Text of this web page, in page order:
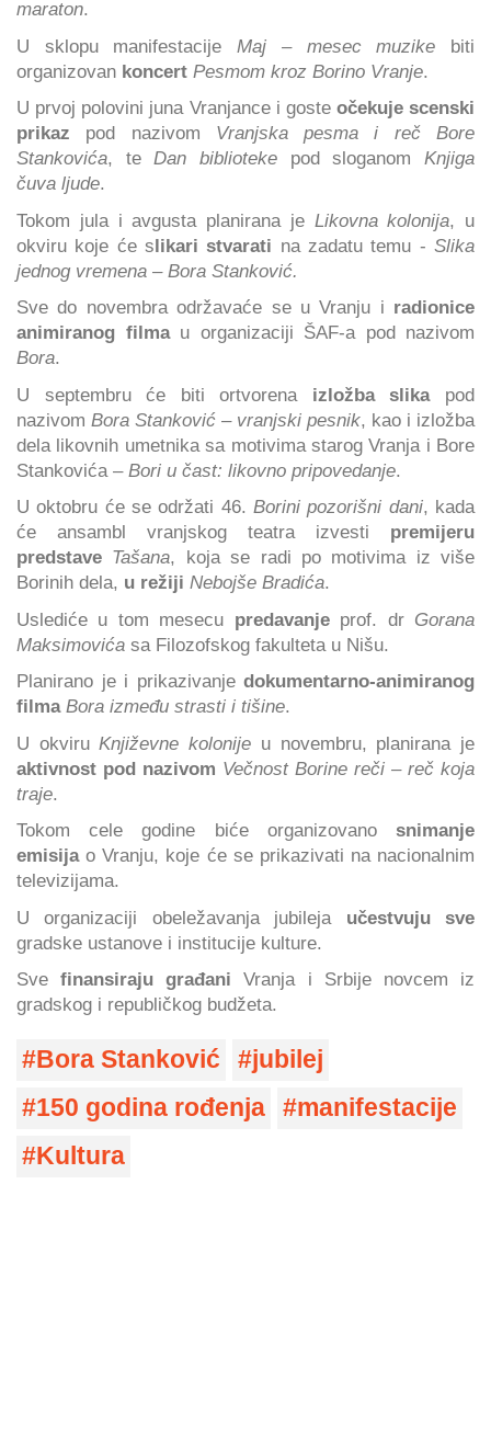
maraton.
U sklopu manifestacije Maj – mesec muzike biti
organizovan koncert Pesmom kroz Borino Vranje.
U prvoj polovini juna Vranjance i goste očekuje scenski
prikaz pod nazivom Vranjska pesma i reč Bore
Stankovića, teDan biblioteke pod sloganomKnjiga
čuva ljude.
Tokom jula i avgusta planirana je Likovna kolonija, u
okviru koje će slikari stvarati na zadatu temu - Slika
jednog vremena – Bora Stanković.
Sve do novembra održavaće se u Vranju i radionice
animiranog filma u organizaciji ŠAF-a
pod nazivom
Bora.
U septembru će biti ortvorena izložba slikapod
nazivom Bora Stanković – vranjski pesnik, kao i izložba
dela likovnih umetnika sa motivima starog Vranja i Bore
Stankovića – Bori u čast: likovno pripovedanje.
U oktobru će se održati 46. Borini pozorišni dani, kada
će ansambl vranjskog teatra izvesti premijeru
predstave Tašana, koja se radi po motivima iz više
Borinih dela, u režiji Nebojše Bradića.
Uslediće u tom mesecu predavanjeprof. drGorana
Maksimovića sa Filozofskog fakulteta u Nišu.
Planirano je i prikazivanje dokumentarno-animiranog
filma Bora između strasti i tišine.
U okviruKnjiževne kolonije u novembru, planirana je
aktivnost pod nazivom Večnost Borine reči – reč koja
traje.
Tokom cele godine biće organizovano snimanje
emisijao Vranju, koje će se prikazivati na nacionalnim
televizijama.
U organizaciji obeležavanja jubileja učestvuju sve
gradske ustanove i institucije kulture.
Svefinansiraju građaniVranja i Srbije novcem iz
gradskog i republičkog budžeta.
Bora Stanković
jubilej
150 godina rođenja
manifestacije
Kultura